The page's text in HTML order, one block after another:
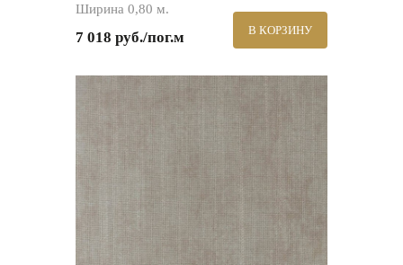
Ширина 0,80 м.
7 018 руб./пог.м В КОРЗИНУ